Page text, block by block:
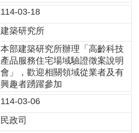
114-03-18
建築研究所
本部建築研究所辦理「高齡科技
產品服務住宅場域驗證徵案說明
會」，歡迎相關領域從業者及有
興趣者踴躍參加
114-03-06
民政司